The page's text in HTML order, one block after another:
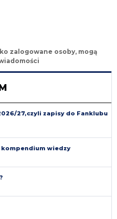
zalogowane osoby, mogą
2026/27,czyli zapisy do Fanklubu
kompendium wiedzy